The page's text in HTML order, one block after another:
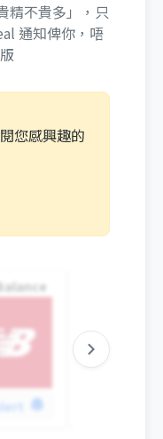
精不貴多」，只
通知俾你，唔
您感興趣的